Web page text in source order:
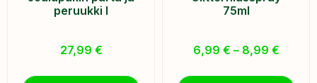
peruukki I
27,99 €
75ml
6,99 € – 8,99 €